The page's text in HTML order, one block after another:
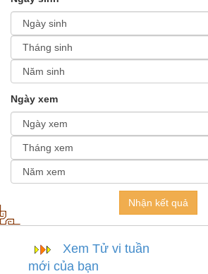
Ngày xem
Nhận kết quả
Xem Tử vi tuần
mới của bạn